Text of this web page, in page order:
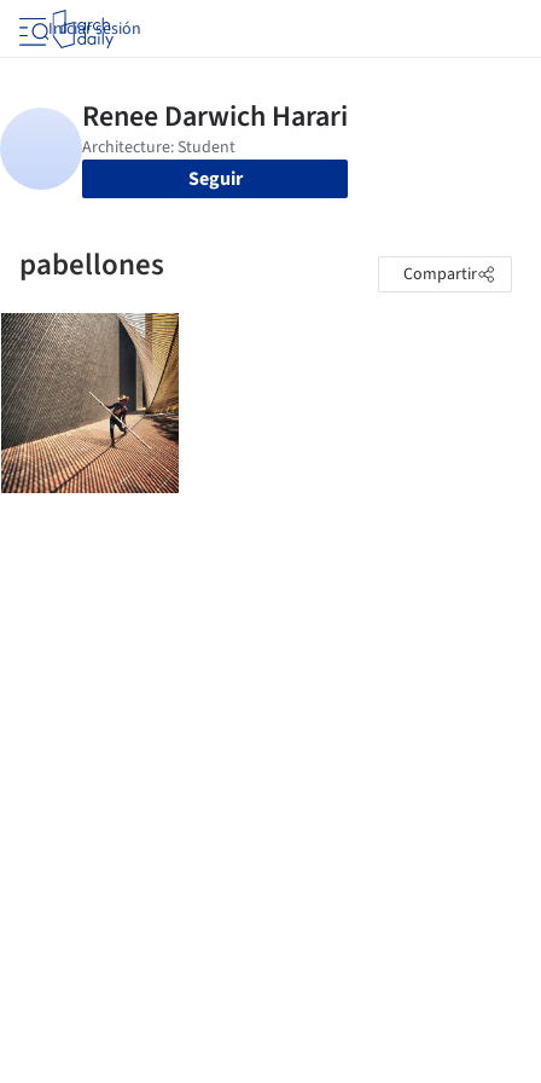
Iniciar sesión
Seguir
pabellones Compartir